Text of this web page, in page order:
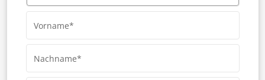
Vorname*
Nachname*